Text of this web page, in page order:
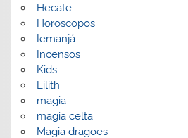
Hecate
Horoscopos
Iemanjá
Incensos
Kids
Lilith
magia
magia celta
Magia dragoes